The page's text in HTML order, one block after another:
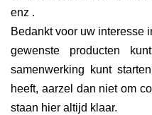
enz .
Bedankt voor uw interesse
gewenste producten
samenwerking kunt
heeft, aarzel dan niet om
staan ​​hier altijd klaar.